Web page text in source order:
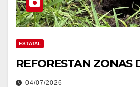
ESTATAL
REFORESTAN ZONAS
04/07/2026